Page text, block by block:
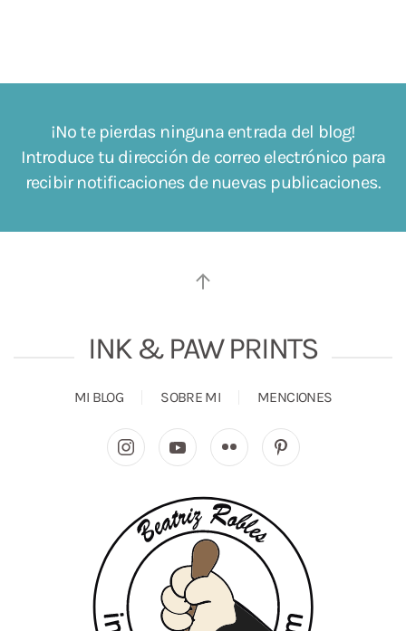
¡No te pierdas ninguna entrada del blog!
Introduce tu dirección de correo electrónico para
recibir notificaciones de nuevas publicaciones.
INK & PAW PRINTS
MI BLOG SOBRE MI MENCIONES